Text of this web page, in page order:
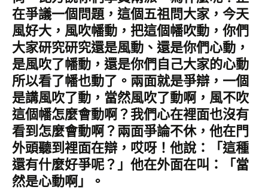
在爭議一個問題，這個五祖問大家，今天
風好大，風吹幡動，把這個幡吹動，你們
大家研究研究還是風動、還是你們心動，
是風吹了幡動，還是你們自己大家的心動
所以看了幡也動了。兩面就是爭辯，一個
是講風吹了動，當然風吹了動啊，風不吹
這個幡怎麼會動啊？我們心在裡面也沒有
看到怎麼會動啊？兩面爭論不休，他在門
外頭聽到裡面在辯，哎呀！他說：「這種
還有什麼好爭呢？」他在外面在叫：「當
然是心動啊」。